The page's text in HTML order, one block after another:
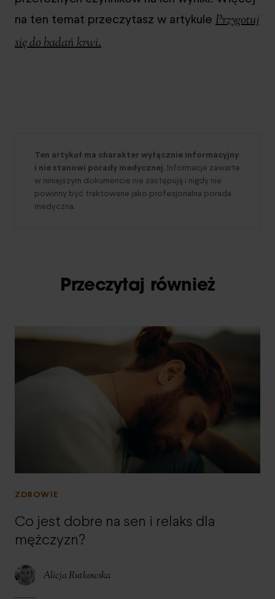
na ten temat przeczytasz w artykule Przygotuj
się do badań krwi.
Ten artykuł ma charakter wyłącznie informacyjny
i nie stanowi porady medycznej. Informacje zawarte
w niniejszym dokumencie nie zastępują i nigdy nie
powinny być traktowane jako profesjonalna porada
medyczna.
Przeczytaj również
ZDROWIE
Co jest dobre na sen i relaks dla
mężczyzn?
Alicja Rutkowska